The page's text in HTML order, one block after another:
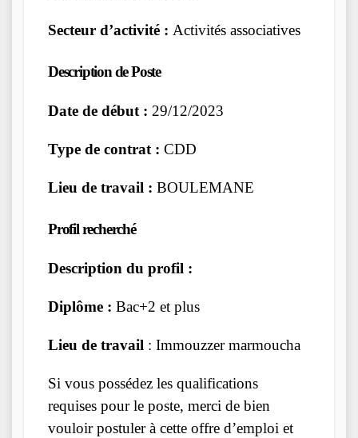
Secteur d’activité : Activités associatives
Description de Poste
Date de début : 29/12/2023
Type de contrat : CDD
Lieu de travail : BOULEMANE
Profil recherché
Description du profil :
Diplôme : Bac+2 et plus
Lieu de travail : Immouzzer marmoucha
Si vous possédez les qualifications
requises pour le poste, merci de bien
vouloir postuler à cette offre d’emploi et